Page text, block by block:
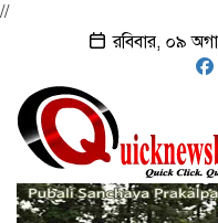
//
রবিবার, ০৯